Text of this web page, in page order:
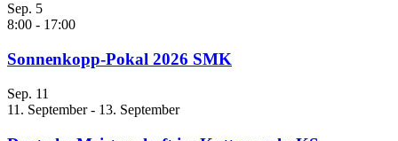
Sep. 5
8:00 - 17:00
Sonnenkopp-Pokal 2026 SMK
Sep. 11
11. September- 13. September